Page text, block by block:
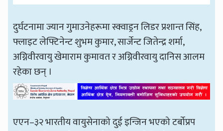
दुर्घटनामा ज्यान गुमाउनेहरूमा स्क्वाड्रन लिडर प्रशान्त सिंह,
फ्लाइट लेफ्टिनेन्ट शुभम कुमार, सार्जेन्ट जितेन्द्र शर्मा,
अग्निवीरवायु खेमाराम कुमावत र अग्निवीरवायु दानिस आलम
रहेका छन् ।
एएन–३२ भारतीय वायुसेनाको दुई इन्जिन भएको टर्बोप्रप